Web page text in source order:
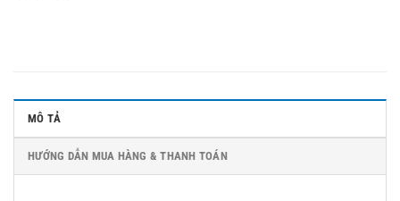
MÔ TẢ
HƯỚNG DẪN MUA HÀNG & THANH TOÁN